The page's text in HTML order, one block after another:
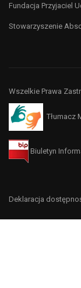
Fundacja Przyjaciel
Stowarzyszenie
Wszelkie Prawa
Tłumacz
Biuletyn
Deklaracja